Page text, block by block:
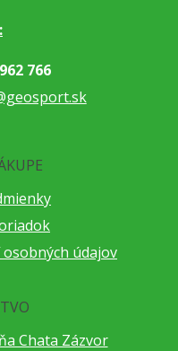
766
údajov
Chata Zázvor